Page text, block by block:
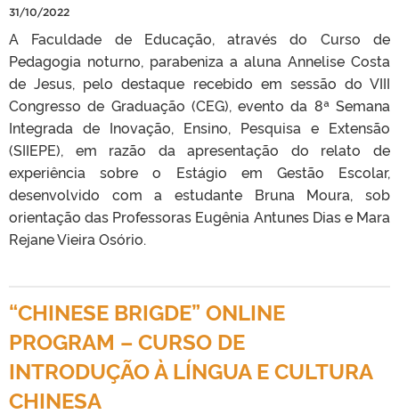
31/10/2022
A Faculdade de Educação, através do Curso de
Pedagogia noturno, parabeniza a aluna Annelise Costa
de Jesus, pelo destaque recebido em sessão do VIII
Congresso de Graduação (CEG), evento da 8ª Semana
Integrada de Inovação, Ensino, Pesquisa e Extensão
(SIIEPE), em razão da apresentação do relato de
experiência sobre o Estágio em Gestão Escolar,
desenvolvido com a estudante Bruna Moura, sob
orientação das Professoras Eugênia Antunes Dias e Mara
Rejane Vieira Osório.
“CHINESE BRIGDE” ONLINE
PROGRAM – CURSO DE
INTRODUÇÃO À LÍNGUA E CULTURA
CHINESA